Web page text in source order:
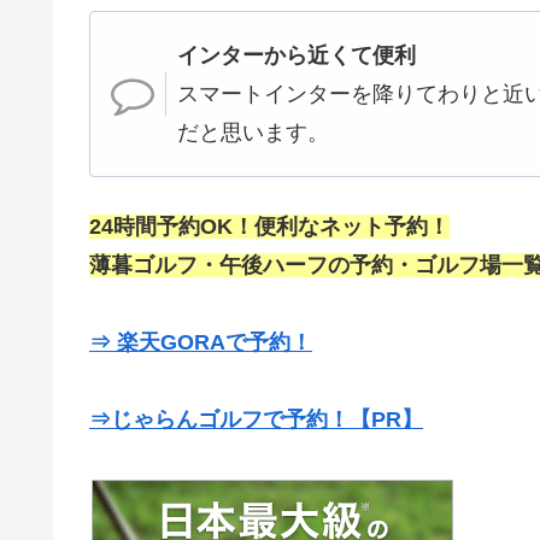
インターから近くて便利
スマートインターを降りてわりと近
だと思います。
24時間予約OK！便利なネット予約！
薄暮ゴルフ・午後ハーフの予約・ゴルフ場一
⇒ 楽天GORAで予約！
⇒じゃらんゴルフで予約！【PR】